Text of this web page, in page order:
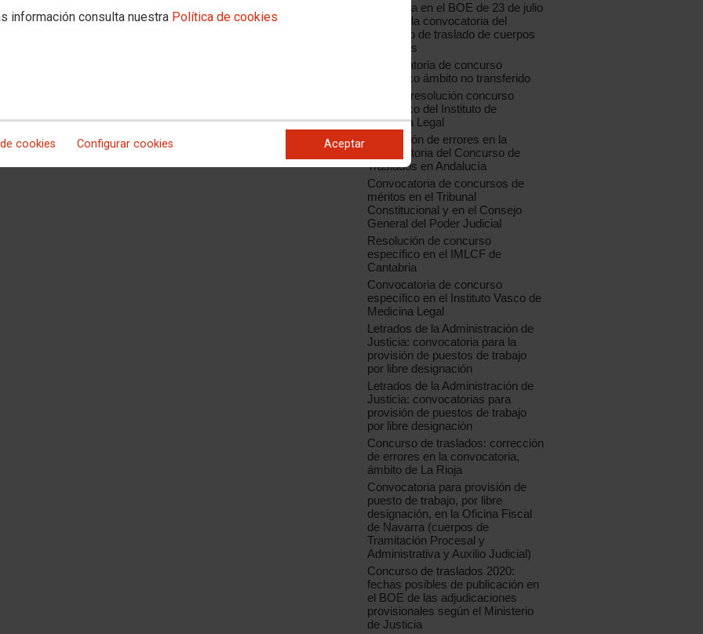
información consulta nuestra Política de cookies
cookies Configurar cookies Aceptar
Justicia
Publicada en el BOE de 23 de julio
de 2018 la convocatoria del
concurso de traslado de cuerpos
generales
Convocatoria de concurso
específico ámbito no transferido
Aragón: resolución concurso
específico del Instituto de
Medicina Legal
Corrección de errores en la
convocatoria del Concurso de
Traslados en Andalucía
Convocatoria de concursos de
méritos en el Tribunal
Constitucional y en el Consejo
General del Poder Judicial
Resolución de concurso
específico en el IMLCF de
Cantabria
Convocatoria de concurso
específico en el Instituto Vasco de
Medicina Legal
Letrados de la Administración de
Justicia: convocatoria para la
provisión de puestos de trabajo
por libre designación
Letrados de la Administración de
Justicia: convocatorias para
provisión de puestos de trabajo
por libre designación
Concurso de traslados: corrección
de errores en la convocatoria,
ámbito de La Rioja
Convocatoria para provisión de
puesto de trabajo, por libre
designación, en la Oficina Fiscal
de Navarra (cuerpos de
Tramitación Procesal y
Administrativa y Auxilio Judicial)
Concurso de traslados 2020:
fechas posibles de publicación en
el BOE de las adjudicaciones
provisionales según el Ministerio
de Justicia